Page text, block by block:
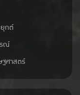
กต์
ณ์
ศาสตร์